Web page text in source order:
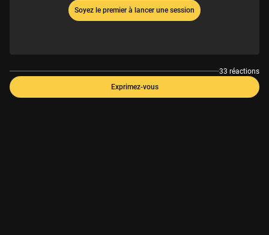
Soyez le premier à lancer une session
33 réactions
Exprimez-vous